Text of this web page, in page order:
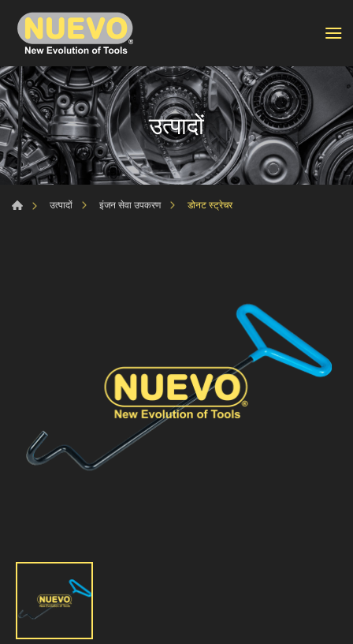
उत्पादों
उत्पादों इंजन सेवा उपकरण डोनट स्ट्रेचर